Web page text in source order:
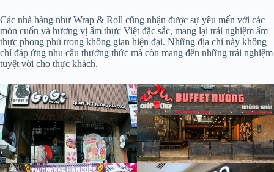
Các nhà hàng như Wrap & Roll cũng nhận được sự yêu mến với các
món cuốn và hương vị ẩm thực Việt đặc sắc, mang lại trải nghiệm ẩm
thực phong phú trong không gian hiện đại. Những địa chỉ này không
chỉ đáp ứng nhu cầu thưởng thức mà còn mang đến những trải nghiệm
tuyệt vời cho thực khách.